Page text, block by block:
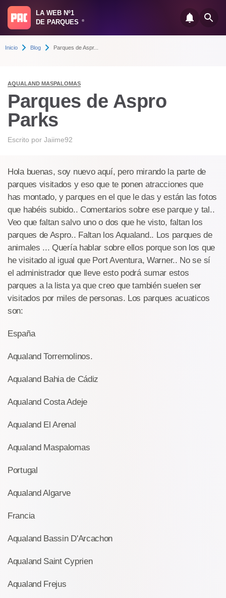
LA WEB Nº1
DE PARQUES
®
Inicio Blog Parques de Aspr...
AQUALAND MASPALOMAS
Parques de Aspro
Parks
Escrito por Jaiime92
Hola buenas, soy nuevo aquí, pero mirando la parte de
parques visitados y eso que te ponen atracciones que
has montado, y parques en el que le das y están las fotos
que habéis subido.. Comentarios sobre ese parque y tal..
Veo que faltan salvo uno o dos que he visto, faltan los
parques de Aspro.. Faltan los Aqualand.. Los parques de
animales ... Quería hablar sobre ellos porque son los que
he visitado al igual que Port Aventura, Warner.. No se sí
el administrador que lleve esto podrá sumar estos
parques a la lista ya que creo que también suelen ser
visitados por miles de personas. Los parques acuaticos
son:
España
Aqualand Torremolinos.
Aqualand Bahia de Cádiz
Aqualand Costa Adeje
Aqualand El Arenal
Aqualand Maspalomas
Portugal
Aqualand Algarve
Francia
Aqualand Bassin D'Arcachon
Aqualand Saint Cyprien
Aqualand Frejus